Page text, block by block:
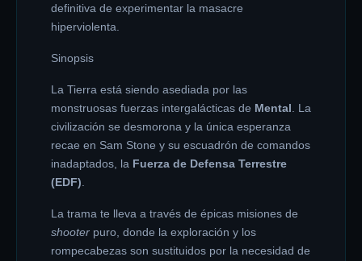
definitiva de experimentar la masacre
hiperviolenta.
Sinopsis
La Tierra está siendo asediada por las
monstruosas fuerzas intergalácticas de Mental . La
civilización se desmorona y la única esperanza
recae en Sam Stone y su escuadrón de comandos
inadaptados, la Fuerza de Defensa Terrestre
(EDF)
La trama te lleva a través de épicas misiones de
shooter puro, donde la exploración y los
rompecabezas son sustituidos por la necesidad de